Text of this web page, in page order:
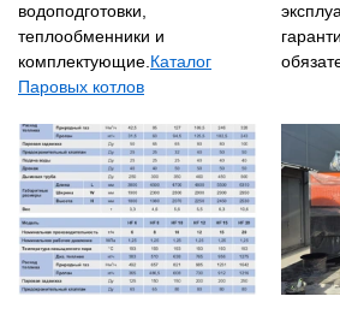
водоподготовки,
теплообменники и
комплектующие.Каталог
Паровых котлов